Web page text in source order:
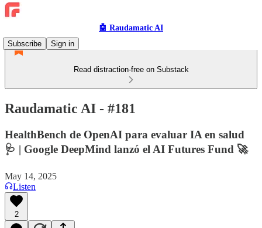
🤖 Raudamatic AI
Subscribe
Sign in
Read distraction-free on Substack
Raudamatic AI - #181
HealthBench de OpenAI para evaluar IA en salud
🩺 | Google DeepMind lanzó el AI Futures Fund 🚀
May 14, 2025
Listen
2